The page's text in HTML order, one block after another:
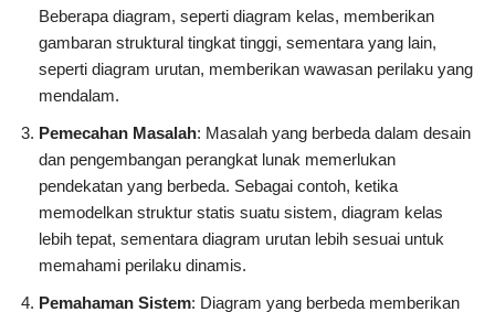
Beberapa diagram, seperti diagram kelas, memberikan
gambaran struktural tingkat tinggi, sementara yang lain,
seperti diagram urutan, memberikan wawasan perilaku yang
mendalam.
Pemecahan Masalah: Masalah yang berbeda dalam desain
dan pengembangan perangkat lunak memerlukan
pendekatan yang berbeda. Sebagai contoh, ketika
memodelkan struktur statis suatu sistem, diagram kelas
lebih tepat, sementara diagram urutan lebih sesuai untuk
memahami perilaku dinamis.
Pemahaman Sistem: Diagram yang berbeda memberikan